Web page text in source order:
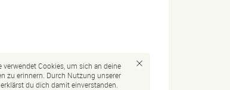
verwendet Cookies, um sich an deine
zu erinnern. Durch Nutzung unserer
du dich damit einverstanden.